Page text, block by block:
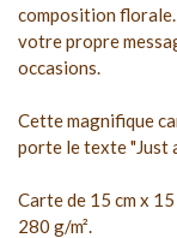
composition
votre propre
occasions.
Cette magnifique
porte le texte "Just
Carte de 15 cm x
280 g/m².